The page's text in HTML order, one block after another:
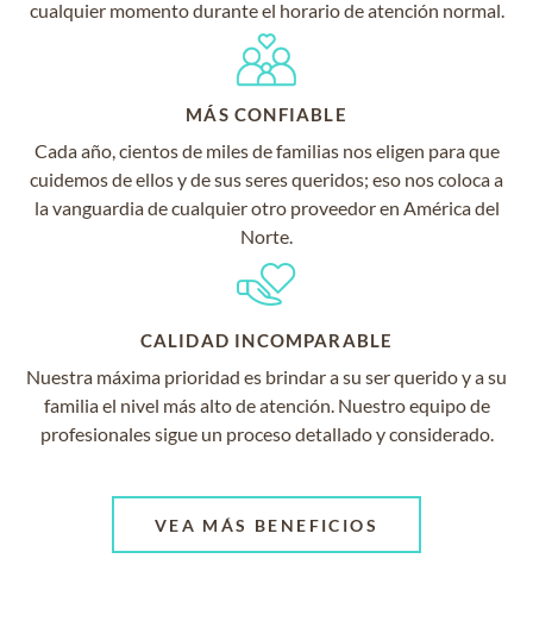
cualquier momento durante el horario de atención normal.
MÁS CONFIABLE
Cada año, cientos de miles de familias nos eligen para que
cuidemos de ellos y de sus seres queridos; eso nos coloca a
la vanguardia de cualquier otro proveedor en América del
Norte.
CALIDAD INCOMPARABLE
Nuestra máxima prioridad es brindar a su ser querido y a su
familia el nivel más alto de atención. Nuestro equipo de
profesionales sigue un proceso detallado y considerado.
VEA MÁS BENEFICIOS